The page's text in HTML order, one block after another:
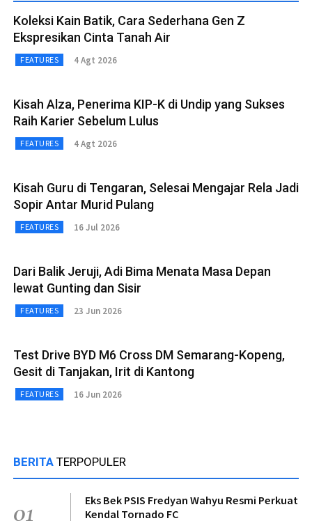
Koleksi Kain Batik, Cara Sederhana Gen Z
Ekspresikan Cinta Tanah Air
FEATURES 4 Agt 2026
Kisah Alza, Penerima KIP-K di Undip yang Sukses
Raih Karier Sebelum Lulus
FEATURES 4 Agt 2026
Kisah Guru di Tengaran, Selesai Mengajar Rela Jadi
Sopir Antar Murid Pulang
FEATURES 16 Jul 2026
Dari Balik Jeruji, Adi Bima Menata Masa Depan
lewat Gunting dan Sisir
FEATURES 23 Jun 2026
Test Drive BYD M6 Cross DM Semarang-Kopeng,
Gesit di Tanjakan, Irit di Kantong
FEATURES 16 Jun 2026
BERITA TERPOPULER
01
Eks Bek PSIS Fredyan Wahyu Resmi Perkuat
Kendal Tornado FC